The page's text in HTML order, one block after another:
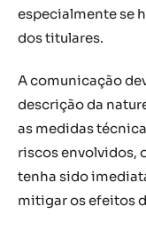
especialmente se
dos titulares.
A comunicação
descrição da
as medidas
riscos envolvidos,
tenha sido
mitigar os efeitos